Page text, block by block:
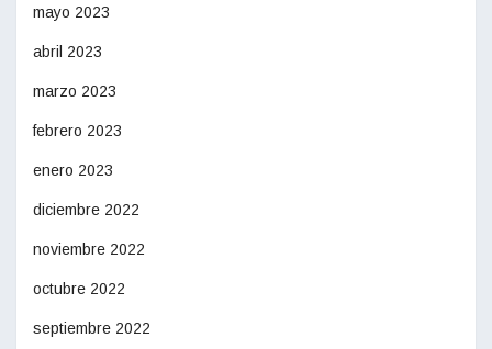
mayo 2023
abril 2023
marzo 2023
febrero 2023
enero 2023
diciembre 2022
noviembre 2022
octubre 2022
septiembre 2022